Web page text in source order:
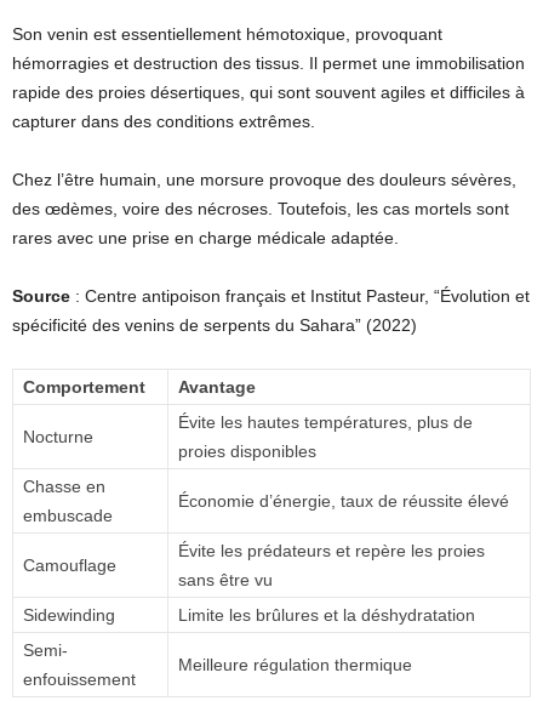
Son venin est essentiellement hémotoxique, provoquant
hémorragies et destruction des tissus. Il permet une immobilisation
rapide des proies désertiques, qui sont souvent agiles et difficiles à
capturer dans des conditions extrêmes.
Chez l’être humain, une morsure provoque des douleurs sévères,
des œdèmes, voire des nécroses. Toutefois, les cas mortels sont
rares avec une prise en charge médicale adaptée.
Source : Centre antipoison français et Institut Pasteur, “Évolution et
spécificité des venins de serpents du Sahara” (2022)
Comportement Avantage
Nocturne
Évite les hautes températures, plus de
proies disponibles
Chasse en
embuscade
Économie d’énergie, taux de réussite élevé
Camouflage
Évite les prédateurs et repère les proies
sans être vu
Sidewinding
Limite les brûlures et la déshydratation
Semi-
enfouissement
Meilleure régulation thermique